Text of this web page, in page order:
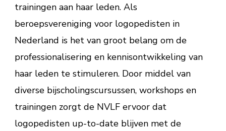
trainingen aan haar leden. Als
beroepsvereniging voor logopedisten in
Nederland is het van groot belang om de
professionalisering en kennisontwikkeling van
haar leden te stimuleren. Door middel van
diverse bijscholingscursussen, workshops en
trainingen zorgt de NVLF ervoor dat
logopedisten up-to-date blijven met de